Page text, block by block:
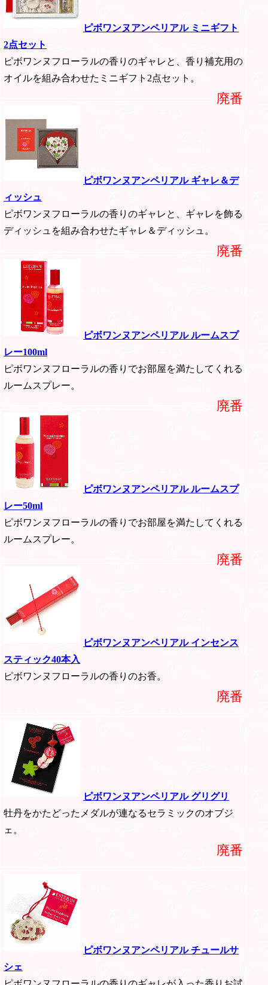
ピボワンヌアンペリアル ミニギフト
2点セット
ピボワンヌフローラルの香りのギャレと、香り補充用の
オイルを組み合わせたミニギフト2点セット。
廃番
ピボワンヌアンペリアル ギャレ＆デ
ィッシュ
ピボワンヌフローラルの香りのギャレと、ギャレを飾る
ディッシュを組み合わせたギャレ＆ディッシュ。
廃番
ピボワンヌアンペリアル ルームスプ
レー100ml
ピボワンヌフローラルの香りでお部屋を満たしてくれる
ルームスプレー。
廃番
ピボワンヌアンペリアル ルームスプ
レー50ml
ピボワンヌフローラルの香りでお部屋を満たしてくれる
ルームスプレー。
廃番
ピボワンヌアンペリアル インセンス
スティック40本入
ピボワンヌフローラルの香りのお香。
廃番
ピボワンヌアンペリアル グリグリ
牡丹をかたどったメダルが連なるセラミックのオブジ
ェ。
廃番
ピボワンヌアンペリアル チュールサ
シェ